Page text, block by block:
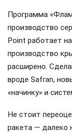
Программа
производство
Point работает
производство
расширено.
вроде Safran,
«начинку» и
Не стоит
ракета — далеко